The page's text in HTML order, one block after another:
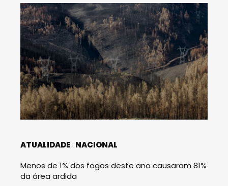
ATUALIDADE NACIONAL
Menos de 1% dos fogos deste ano causaram 81%
da área ardida